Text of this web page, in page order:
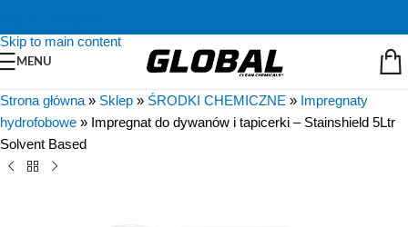
Skip to main content
MENU
Strona główna » Sklep » ŚRODKI CHEMICZNE » Impregnaty
hydrofobowe » Impregnat do dywanów i tapicerki – Stainshield 5Ltr
Solvent Based